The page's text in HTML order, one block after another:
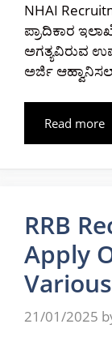
NHAI
ಪ್ರಾದಿಕಾರ
ಅಗತ್ಯವಿರುವ
ಅರ್ಜಿ
Read more
RRB
Apply
21/01/2025